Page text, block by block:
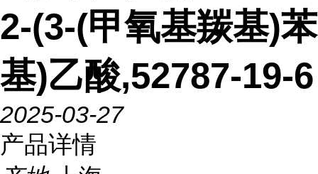
2-(3-(甲氧基羰基)苯
基)乙酸,52787-19-6
2025-03-27
产品详情